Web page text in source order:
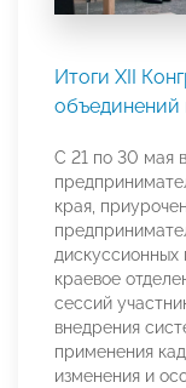
Итоги XII
объединений
С 21 по 30 мая
края,
краевое
сессий
внедрения
применения
изменения и